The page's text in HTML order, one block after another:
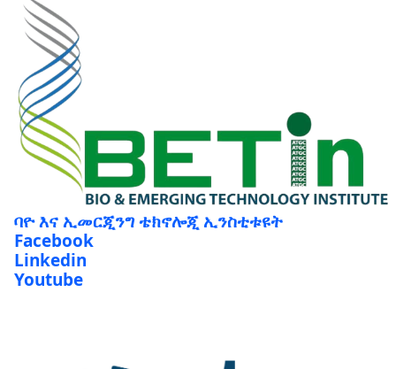
ባዮ እና ኢመርጂንግ ቴክኖሎጂ ኢንስቲቱዩት
Facebook
Linkedin
Youtube